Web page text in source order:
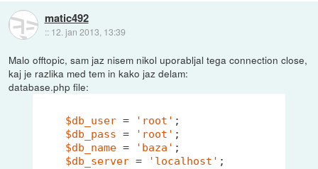
matic492
:: 12. jan 2013, 13:39
Malo offtopic, sam jaz nisem nikol uporabljal tega connection close,
kaj je razlika med tem in kako jaz delam:
database.php file:
$db_user = 'root' ;
$db_pass = 'root' ;
$db_name = 'baza' ;
$db_server = 'localhost' ;